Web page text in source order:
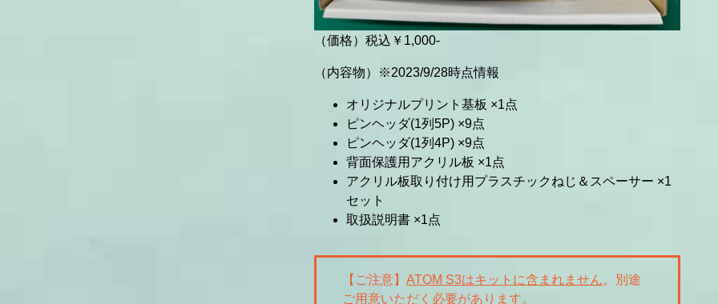
（価格）税込￥1,000-
（内容物）※2023/9/28時点情報
オリジナルプリント基板 ×1点
ピンヘッダ(1列5P) ×9点
ピンヘッダ(1列4P) ×9点
背面保護用アクリル板 ×1点
アクリル板取り付け用プラスチックねじ＆スペーサー ×1
セット
取扱説明書 ×1点
【ご注意】 ATOM S3はキットに含まれません。別途
ご用意いただく必要があります。